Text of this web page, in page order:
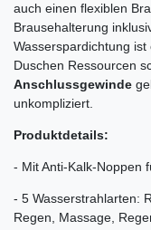
auch einen flexiblen
Brausehalterung
Wasserspardichtung
Duschen Ressourcen
Anschlussgewinde
unkompliziert.
Produktdetails:
- Mit Anti-Kalk-Noppen
- 5 Wasserstrahlarten:
Regen, Massage,